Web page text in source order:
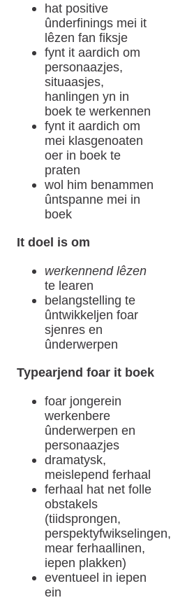
hat positive
ûnderfinings mei it
lêzen fan fiksje
fynt it aardich om
personaazjes,
situaasjes,
hanlingen yn in
boek te werkennen
fynt it aardich om
mei klasgenoaten
oer in boek te
praten
wol him benammen
ûntspanne mei in
boek
It doel is om
werkennend lêzen
te learen
belangstelling te
ûntwikkeljen foar
sjenres en
ûnderwerpen
Typearjend foar it boek
foar jongerein
werkenbere
ûnderwerpen en
personaazjes
dramatysk,
meislepend ferhaal
ferhaal hat net folle
obstakels
(tiidsprongen,
perspektyfwikselingen,
mear ferhaallinen,
iepen plakken)
eventueel in iepen
ein